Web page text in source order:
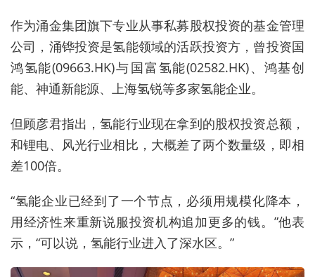
作为涌金集团旗下专业从事私募股权投资的基金管理
公司，涌铧投资是氢能领域的活跃投资方，曾投资国
鸿氢能(09663.HK)与‌国富氢能(02582.HK)、鸿基创
能、神通新能源、上海氢锐等多家氢能企业。
但顾彦君指出，氢能行业现在拿到的股权投资总额，
和锂电、风光行业相比，大概差了两个数量级，即相
差‌100倍。
“氢能企业已经到了一个节点，必须用规模化降本，
用经济性来重新说服投资机构追加更多的钱。”他表
示， “可以说，氢能行业进入了深水区。”